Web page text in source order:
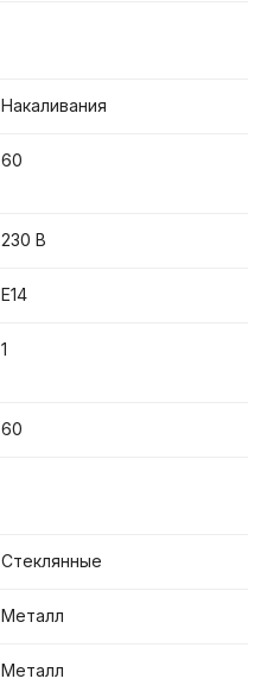
Накаливания
60
230 В
E14
1
60
Стеклянные
Металл
Металл